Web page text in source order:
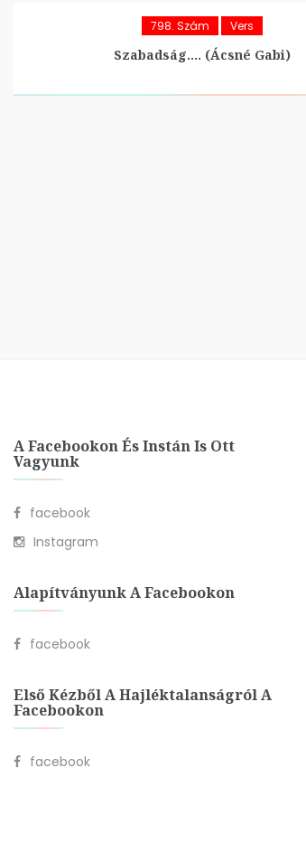
798. Szám Vers
Szabadság…. (Ácsné Gabi)
A Facebookon És Instán Is Ott
Vagyunk
facebook
Instagram
Alapítványunk A Facebookon
facebook
Első Kézből A Hajléktalanságról A
Facebookon
facebook